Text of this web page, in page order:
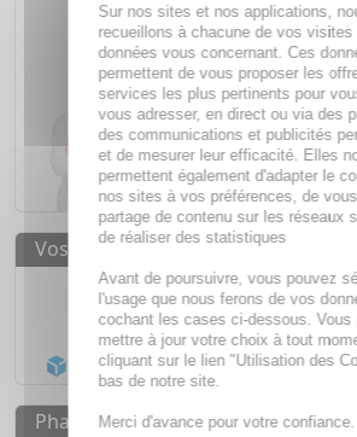
ordonnance
d'unpharmacien
Demandez
Notre équipe est
lundi au vendredi
samedi de8h à
Vos avantages
Médicaments d'origine
1500médicaments
Acheminement Chronopost
Pharmacovigilance
Sur nos sites et nos applications,
recueillons à chacune de vos visites
données vous concernant. Ces
permettent de vous proposer les
services les plus pertinents pour
vous adresser, en direct ou via des
des communications et publicités
et de mesurer leur efficacité. Elles
permettent également d'adapter le
nos sites à vos préférences, de
partage de contenu sur les réseaux
de réaliser des statistiques
Avant de poursuivre, vous pouvez
l'usage que nous ferons de vos
cochant les cases ci-dessous. Vous
mettre à jour votre choix à tout
cliquant sur le lien "Utilisation des
bas de notre site.
Merci d'avance pour votre confiance.